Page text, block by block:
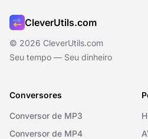
CleverUtils.com
© 2026 CleverUtils.com
Seu tempo — Seu dinheiro
Conversores
Conversor de MP3
Conversor de MP4